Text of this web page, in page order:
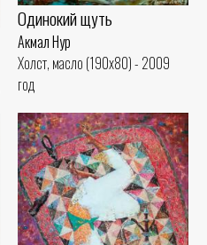
Одинокий щуть
Акмал Нур
Холст, масло (190x80) - 2009
год